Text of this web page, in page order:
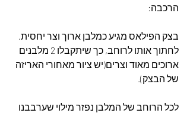
הרכבה:
בצק הפילאס מגיע כמלבן ארוך וצר יחסית.
לחתוך אותו לרוחב, כך שיתקבלו 2 מלבנים
ארוכים מאוד וצרים(יש ציור מאחורי האריזה
של הבצק).
לכל הרוחב של המלבן נפזר מילוי שערבבנו